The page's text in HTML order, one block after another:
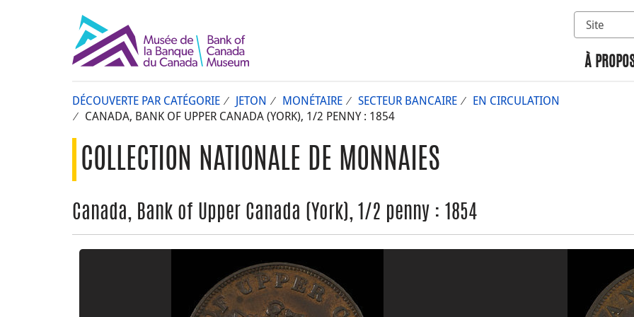
À
DÉCOUVERTE PAR CATÉGORIE JETON MONÉTAIRE SECTEUR BANCAIRE
EN CIRCULATION
CANADA, BANK OF UPPER CANADA (YORK), 1/2 PENNY : 1854
COLLECTION NATIONALE DE MONNAIES
Canada, Bank of Upper Canada (York), 1/2 penny : 1854